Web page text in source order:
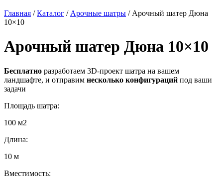
Главная /Каталог / Арочные шатры / Арочный шатер Дюна
10×10
Арочный шатер Дюна 10×10
Бесплатно разработаем 3D-проект шатра на вашем
ландшафте, и отправим несколько конфигураций под ваши
задачи
Площадь шатра:
100 м2
Длина:
10 м
Вместимость: